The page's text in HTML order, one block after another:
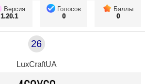
Версия
1.20.1
Голосов
0
Баллы
0
26
LuxCraftUA